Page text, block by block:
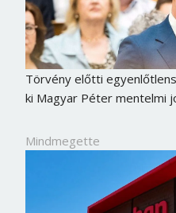
Törvény előtti
ki Magyar Péter mentelmi
Mindmegette